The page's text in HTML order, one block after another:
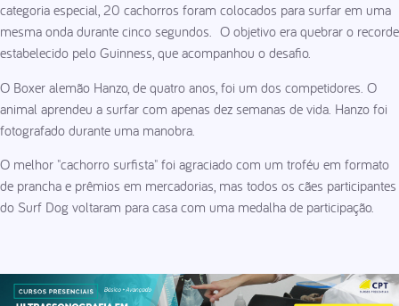
categoria especial, 20 cachorros foram colocados para surfar em uma
mesma onda durante cinco segundos. O objetivo era quebrar o recorde
estabelecido pelo Guinness, que acompanhou o desafio.
O Boxer alemão Hanzo, de quatro anos, foi um dos competidores. O
animal aprendeu a surfar com apenas dez semanas de vida. Hanzo foi
fotografado durante uma manobra.
O melhor "cachorro surfista" foi agraciado com um troféu em formato
de prancha e prêmios em mercadorias, mas todos os cães participantes
do Surf Dog voltaram para casa com uma medalha de participação.